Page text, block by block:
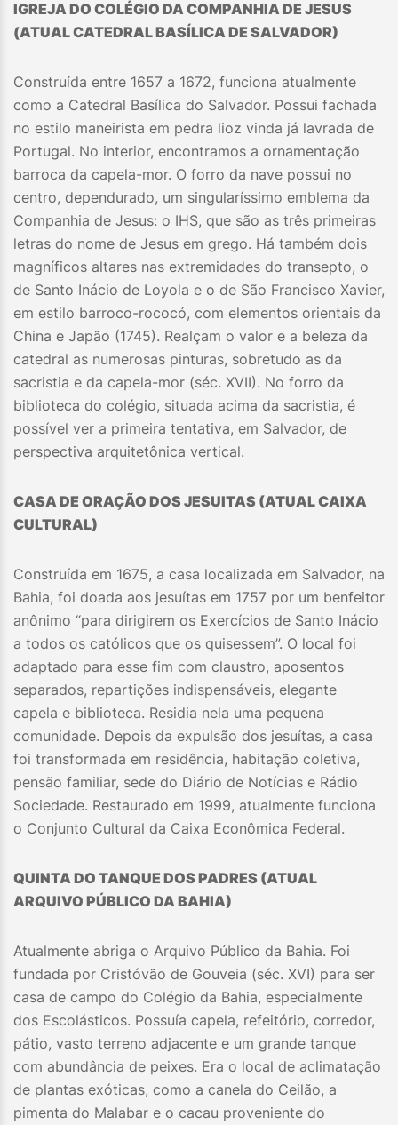
IGREJA DO COLÉGIO DA COMPANHIA DE JESUS
(ATUAL CATEDRAL BASÍLICA DE SALVADOR)
Construída entre 1657 a 1672, funciona atualmente
como a Catedral Basílica do Salvador. Possui fachada
no estilo maneirista em pedra lioz vinda já lavrada de
Portugal. No interior, encontramos a ornamentação
barroca da capela-mor. O forro da nave possui no
centro, dependurado, um singularíssimo emblema da
Companhia de Jesus: o IHS, que são as três primeiras
letras do nome de Jesus em grego. Há também dois
magníficos altares nas extremidades do transepto, o
de Santo Inácio de Loyola e o de São Francisco Xavier,
em estilo barroco-rococó, com elementos orientais da
China e Japão (1745). Realçam o valor e a beleza da
catedral as numerosas pinturas, sobretudo as da
sacristia e da capela-mor (séc. XVII). No forro da
biblioteca do colégio, situada acima da sacristia, é
possível ver a primeira tentativa, em Salvador, de
perspectiva arquitetônica vertical.
CASA DE ORAÇÃO DOS JESUITAS (ATUAL CAIXA
CULTURAL)
Construída em 1675, a casa localizada em Salvador, na
Bahia, foi doada aos jesuítas em 1757 por um benfeitor
anônimo “para dirigirem os Exercícios de Santo Inácio
a todos os católicos que os quisessem”. O local foi
adaptado para esse fim com claustro, aposentos
separados, repartições indispensáveis, elegante
capela e biblioteca. Residia nela uma pequena
comunidade. Depois da expulsão dos jesuítas, a casa
foi transformada em residência, habitação coletiva,
pensão familiar, sede do Diário de Notícias e Rádio
Sociedade. Restaurado em 1999, atualmente funciona
o Conjunto Cultural da Caixa Econômica Federal.
QUINTA DO TANQUE DOS PADRES (ATUAL
ARQUIVO PÚBLICO DA BAHIA)
Atualmente abriga o Arquivo Público da Bahia. Foi
fundada por Cristóvão de Gouveia (séc. XVI) para ser
casa de campo do Colégio da Bahia, especialmente
dos Escolásticos. Possuía capela, refeitório, corredor,
pátio, vasto terreno adjacente e um grande tanque
com abundância de peixes. Era o local de aclimatação
de plantas exóticas, como a canela do Ceilão, a
pimenta do Malabar e o cacau proveniente do